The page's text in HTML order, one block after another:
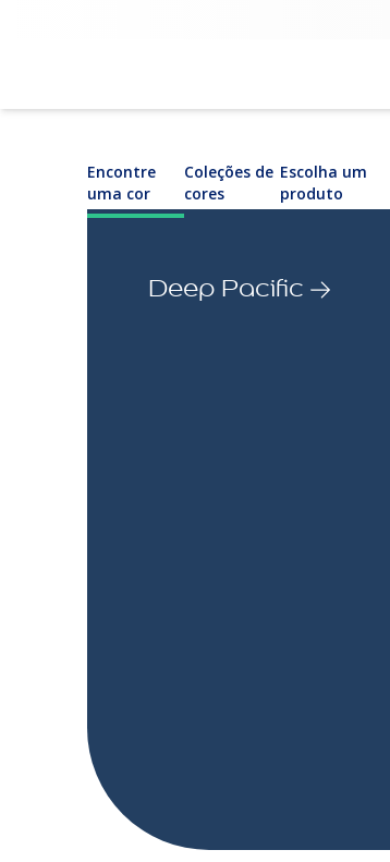
Encontre
uma cor
Coleções de
cores
Escolha um
produto
Deep Pacific